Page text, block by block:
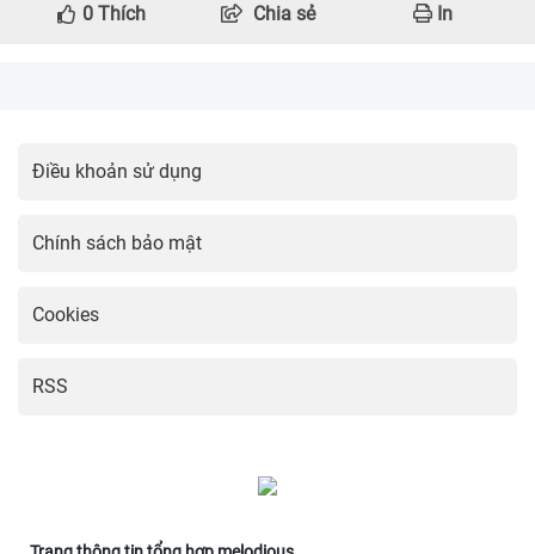
0 Thích Chia sẻ In
Điều khoản sử dụng
Chính sách bảo mật
Cookies
RSS